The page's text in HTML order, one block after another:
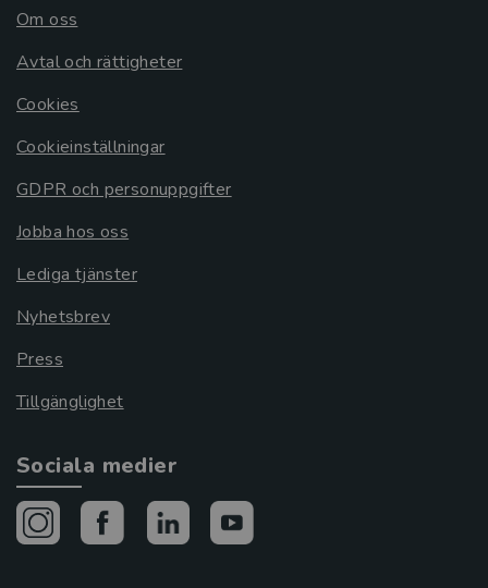
Om oss
Avtal och rättigheter
Cookies
Cookieinställningar
GDPR och personuppgifter
Jobba hos oss
Lediga tjänster
Nyhetsbrev
Press
Tillgänglighet
Sociala medier